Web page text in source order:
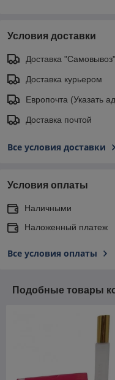
Условия доставки
Доставка "Самовывоз"
Доставка курьером
Европочта (Указать
Доставка почтой
Все условия доставки
Условия оплаты
Наличными
Наложенный платеж
Все условия оплаты
Подобные товары